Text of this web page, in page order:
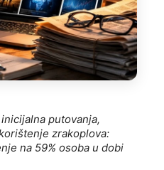
putovanja,
zrakoplova:
na 59% osoba u dobi